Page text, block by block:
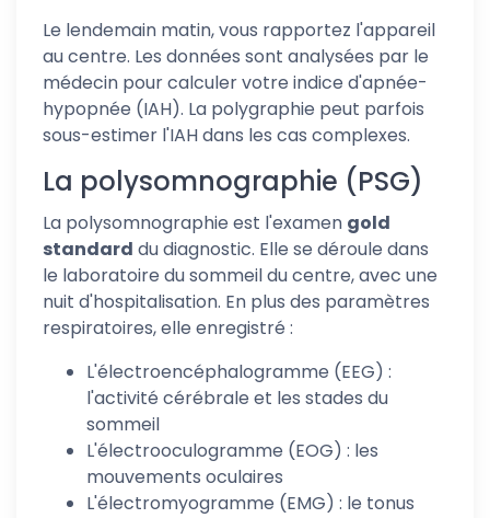
Le lendemain matin, vous rapportez l'appareil
au centre. Les données sont analysées par le
médecin pour calculer votre indice d'apnée-
hypopnée (IAH). La polygraphie peut parfois
sous-estimer l'IAH dans les cas complexes.
La polysomnographie (PSG)
La polysomnographie est l'examen gold
standard du diagnostic. Elle se déroule dans
le laboratoire du sommeil du centre, avec une
nuit d'hospitalisation. En plus des paramètres
respiratoires, elle enregistré :
L'électroencéphalogramme (EEG) :
l'activité cérébrale et les stades du
sommeil
L'électrooculogramme (EOG) : les
mouvements oculaires
L'électromyogramme (EMG) : le tonus